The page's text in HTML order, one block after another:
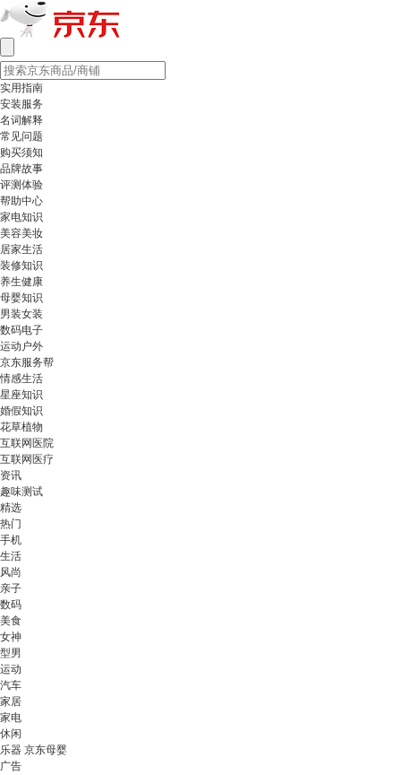
实用指南
安装服务
名词解释
常见问题
购买须知
品牌故事
评测体验
帮助中心
家电知识
美容美妆
居家生活
装修知识
养生健康
母婴知识
男装女装
数码电子
运动户外
京东服务帮
情感生活
星座知识
婚假知识
花草植物
互联网医院
互联网医疗
资讯
趣味测试
精选
热门
手机
生活
风尚
亲子
数码
美食
女神
型男
运动
汽车
家居
家电
休闲
乐器 京东母婴
广告